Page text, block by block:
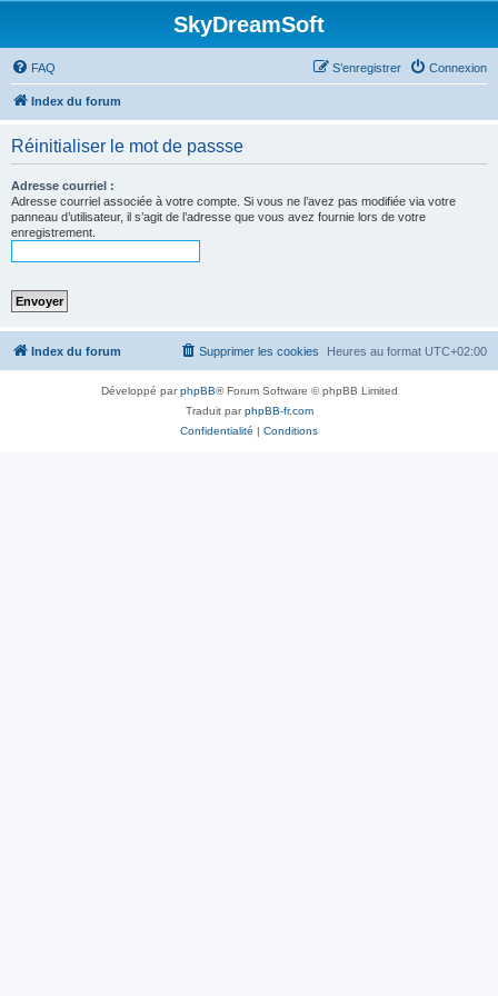
SkyDreamSoft
FAQ Connexion
S’enregistrer
Index du forum
Réinitialiser le mot de passse
Adresse courriel :
Adresse courriel associée à votre compte. Si vous ne l’avez pas modifiée via votre
panneau d’utilisateur, il s’agit de l’adresse que vous avez fournie lors de votre
enregistrement.
Index du forum Heures au format UTC+02:00
Supprimer les cookies
Développé parphpBB® Forum Software © phpBB Limited
Traduit parphpBB-fr.com
Confidentialité | Conditions